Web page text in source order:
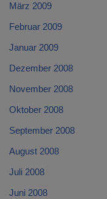
März 2009
Februar 2009
Januar 2009
Dezember 2008
November 2008
Oktober 2008
September 2008
August 2008
Juli 2008
Juni 2008